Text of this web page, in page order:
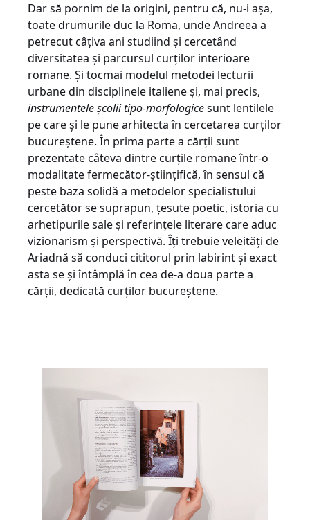
Dar să pornim de la origini, pentru că, nu-i așa,
toate drumurile duc la Roma, unde Andreea a
petrecut câțiva ani studiind și cercetând
diversitatea și parcursul curților interioare
romane. Și tocmai modelul metodei lecturii
urbane din disciplinele italiene și, mai precis,
instrumentele școlii tipo-morfologicesunt lentilele
pe care și le pune arhitecta în cercetarea curților
bucureștene. În prima parte a cărții sunt
prezentate câteva dintre curțile romane într-o
modalitate fermecător-științifică, în sensul că
peste baza solidă a metodelor specialistului
cercetător se suprapun, țesute poetic, istoria cu
arhetipurile sale și referințele literare care aduc
vizionarism și perspectivă. Îți trebuie veleități de
Ariadnă să conduci cititorul prin labirint și exact
asta se și întâmplă în cea de-a doua parte a
cărții, dedicată curților bucureștene.